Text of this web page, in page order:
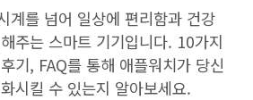
계를 넘어 일상에 편리함과 건강
주는 스마트 기기입니다. 10가지
기, FAQ를 통해 애플워치가 당신
시킬 수 있는지 알아보세요.